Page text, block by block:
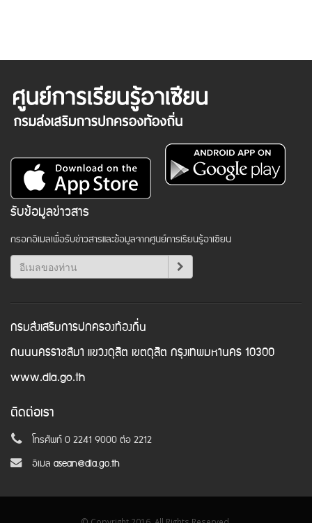
รับข้อมูลข่าวสาร
กรอกอีเมลเพื่อรับข่าวสารและข้อมูลจากศูนย์การเรียนรู้อาเซียน
กรมส่งเสริมการปกครองท้องถิ่น
ถนนนครราชสีมา แขวงดุสิต เขตดุสิต กรุงเทพมหานคร 10300
www.dla.go.th
ติดต่อเรา
โทรศัพท์ 0 2241 9000 ต่อ 2212
อีเมล asean@dla.go.th